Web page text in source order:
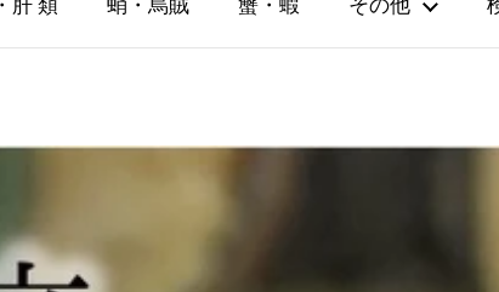
肝 類 蛸・烏賊 蟹・蝦 その他